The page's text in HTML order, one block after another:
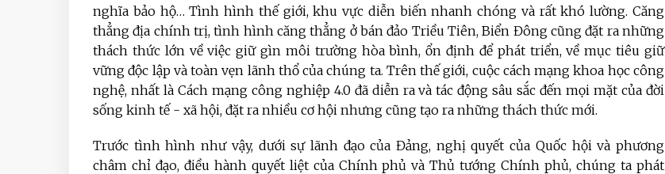
nghĩa bảo hộ… Tình hình thế giới, khu vực diễn biến nhanh chóng và rất khó lường. Căng
thẳng địa chính trị, tình hình căng thẳng ở bán đảo Triều Tiên, Biển Đông cũng đặt ra những
thách thức lớn về việc giữ gìn môi trường hòa bình, ổn định để phát triển, về mục tiêu giữ
vững độc lập và toàn vẹn lãnh thổ của chúng ta. Trên thế giới, cuộc cách mạng khoa học công
nghệ, nhất là Cách mạng công nghiệp 4.0 đã diễn ra và tác động sâu sắc đến mọi mặt của đời
sống kinh tế - xã hội, đặt ra nhiều cơ hội nhưng cũng tạo ra những thách thức mới.
Trước tình hình như vậy, dưới sự lãnh đạo của Đảng, nghị quyết của Quốc hội và phương
châm chỉ đạo, điều hành quyết liệt của Chính phủ và Thủ tướng Chính phủ, chúng ta phát